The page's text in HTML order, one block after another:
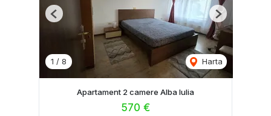
1 / 8 Harta
Previous Next
Apartament 2 camere Alba Iulia
570 €